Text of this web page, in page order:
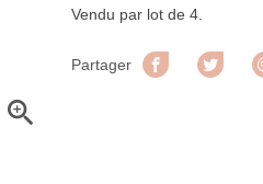

Vendu par lot de 4.
Partager Partager